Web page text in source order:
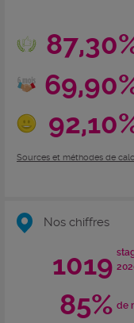
Sources et méthodes de
Nos chiffres
1019
85% de